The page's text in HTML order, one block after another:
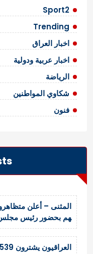
Sport2
Trending
اخبار العراق
اخبار عربية ودولية
الرياضة
شكاوي المواطنين
فنون
المثنى – أعلن
هم بحضور رئيس
العراقيون يشترون 539 عقاراً في تركيا خلال 6 أشهر